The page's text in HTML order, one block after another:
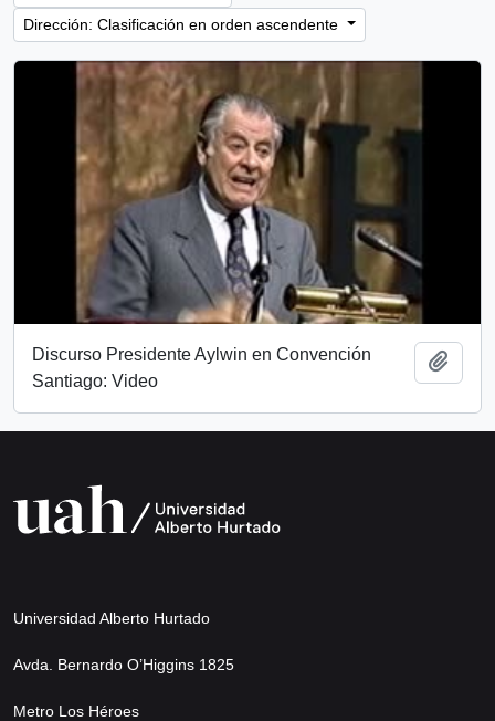
Dirección: Clasificación en orden ascendente
Discurso Presidente Aylwin en Convención
Santiago: Video
Universidad Alberto Hurtado
Avda. Bernardo O’Higgins 1825
Metro Los Héroes